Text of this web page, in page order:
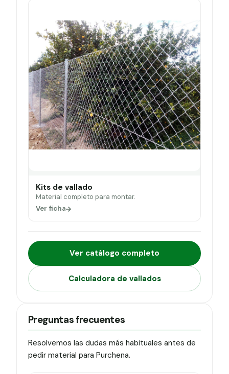
Kits de vallado
Material completo para montar.
Ver ficha
Ver catálogo completo
Calculadora de vallados
Preguntas frecuentes
Resolvemos las dudas más habituales antes de
pedir material para Purchena.